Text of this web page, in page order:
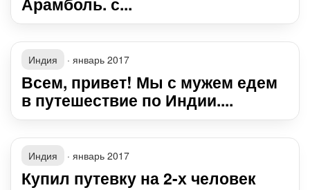
Индия · январь 2017
Всем, привет! Мы с мужем едем
в путешествие по Индии....
Индия · январь 2017
Купил путевку на 2-х человек